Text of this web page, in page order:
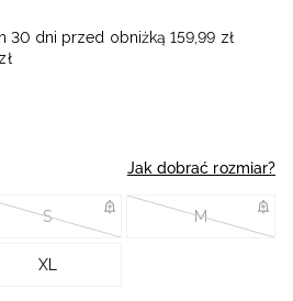
30 dni przed obniżką 159,99 zł
zł
Jak dobrać rozmiar?
S M
XL